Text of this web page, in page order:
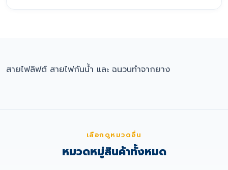
สายไฟลิฟต์ สายไฟกันน้ำ และ ฉนวนทำจากยาง
เลือกดูหมวดอื่น
หมวดหมู่สินค้าทั้งหมด